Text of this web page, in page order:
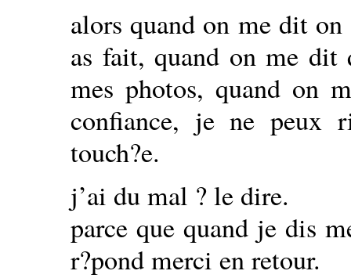
alors quand on me dit
as fait, quand on me dit
mes photos, quand on
confiance, je ne peux
touch?e.
j’ai du mal ? le dire.
parce que quand je dis
r?pond merci en retour.